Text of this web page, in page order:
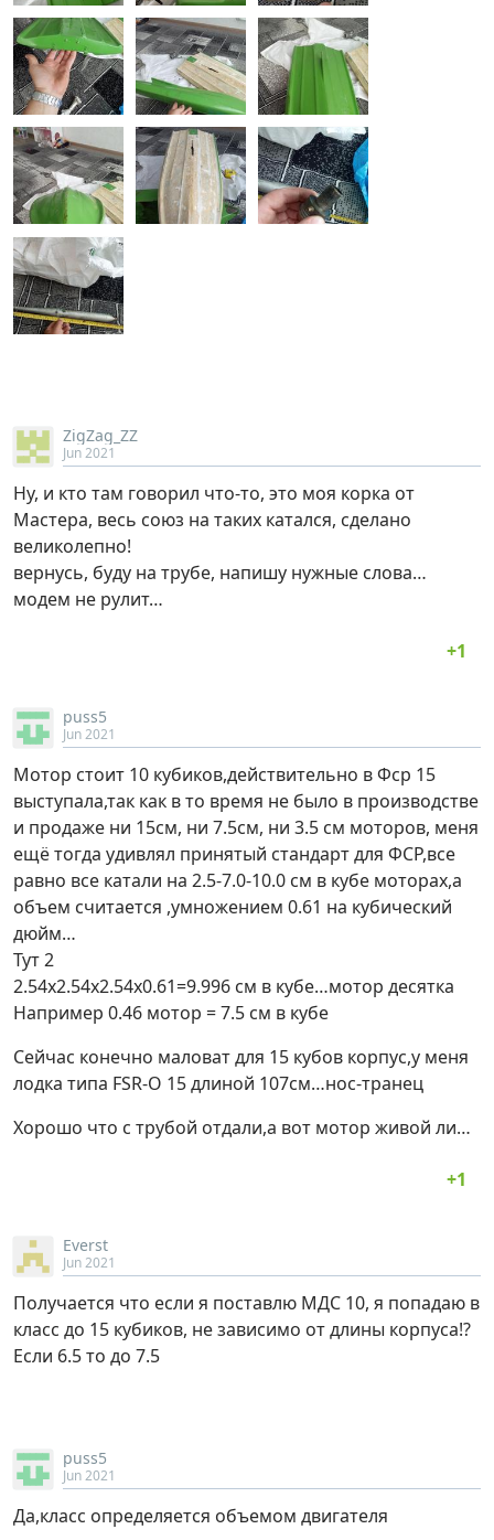
ZigZag_ZZ
Jun 2021
Ну, и кто там говорил что-то, это моя корка от
Мастера, весь союз на таких катался, сделано
великолепно!
вернусь, буду на трубе, напишу нужные слова…
модем не рулит…
puss5
Jun 2021
Мотор стоит 10 кубиков,действительно в Фср 15
выступала,так как в то время не было в производстве
и продаже ни 15см, ни 7.5см, ни 3.5 см моторов, меня
ещё тогда удивлял принятый стандарт для ФСР,все
равно все катали на 2.5-7.0-10.0 см в кубе моторах,а
объем считается ,умножением 0.61 на кубический
дюйм…
Тут 2
2.54х2.54х2.54х0.61=9.996 см в кубе…мотор десятка
Например 0.46 мотор = 7.5 см в кубе
Сейчас конечно маловат для 15 кубов корпус,у меня
лодка типа FSR-О 15 длиной 107см…нос-транец
Хорошо что с трубой отдали,а вот мотор живой ли…
Everst
Jun 2021
Получается что если я поставлю МДС 10, я попадаю в
класс до 15 кубиков, не зависимо от длины корпуса!?
Если 6.5 то до 7.5
puss5
Jun 2021
Да,класс определяется объемом двигателя